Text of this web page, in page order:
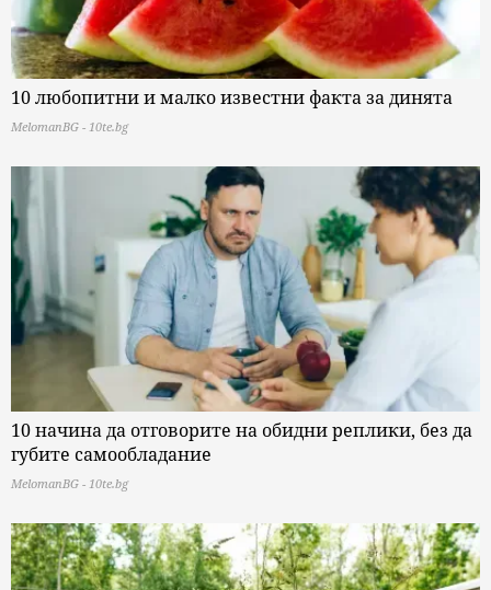
10 любопитни и малко известни факта за динята
MelomanBG - 10te.bg
10 начина да отговорите на обидни реплики, без да
губите самообладание
MelomanBG - 10te.bg